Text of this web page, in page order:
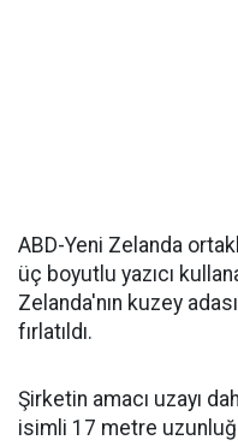
ABD-Yeni Zelanda
üç boyutlu yazıcı
Zelanda'nın kuzey
fırlatıldı.
Şirketin amacı uzayı
isimli 17 metre